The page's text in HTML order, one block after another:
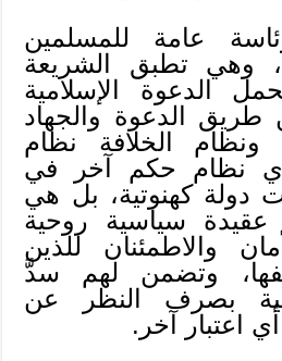
عامة للمسلمين
وهي تطبق الشريعة
الدعوة الإسلامية
طريق الدعوة والجهاد
الخلافة نظام
أي نظام حكم آخر في
دولة كهنوتية، بل هي
عقيدة سياسية روحية
والاطمئنان للذين
وتضمن لهم سدَّ
بصرف النظر عن
اعتبار آخر.